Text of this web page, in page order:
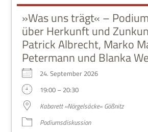
»Was uns trägt« –
über Herkunft und
Patrick Albrecht, Marko
Petermann und Blanka
24. Sep­tem­ber 2026
19:00 – 20:30
Kaba­rett »Nör­gel­säcke« Gößnitz
Podi­ums­dis­kus­sion